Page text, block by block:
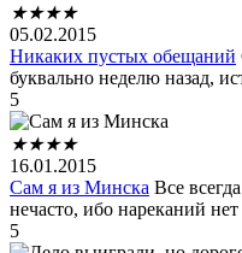
★★★★
05.02.2015
Никаких пустых обещаний
буквально неделю назад,
5
★★★★
16.01.2015
Сам я из Минска Все
нечасто, ибо нареканий нет
5